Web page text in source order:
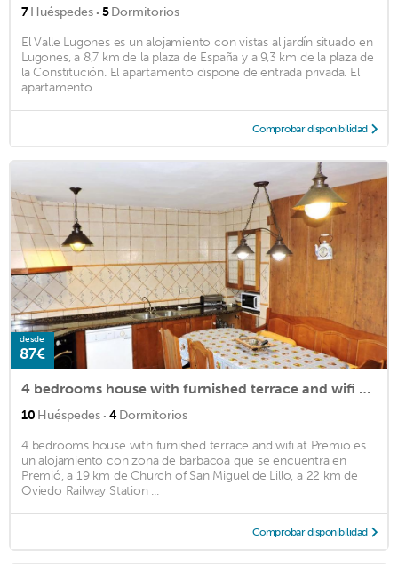
7Huéspedes · 5Dormitorios
El Valle Lugones es un alojamiento con vistas al jardín situado en
Lugones, a 8,7 km de la plaza de España y a 9,3 km de la plaza de
la Constitución. El apartamento dispone de entrada privada. El
apartamento ...
Comprobar disponibilidad
desde
87€
4 bedrooms house with furnished terrace and wifi at Premio
10 Huéspedes · 4Dormitorios
4 bedrooms house with furnished terrace and wifi at Premio es
un alojamiento con zona de barbacoa que se encuentra en
Premió, a 19 km de Church of San Miguel de Lillo, a 22 km de
Oviedo Railway Station ...
Comprobar disponibilidad